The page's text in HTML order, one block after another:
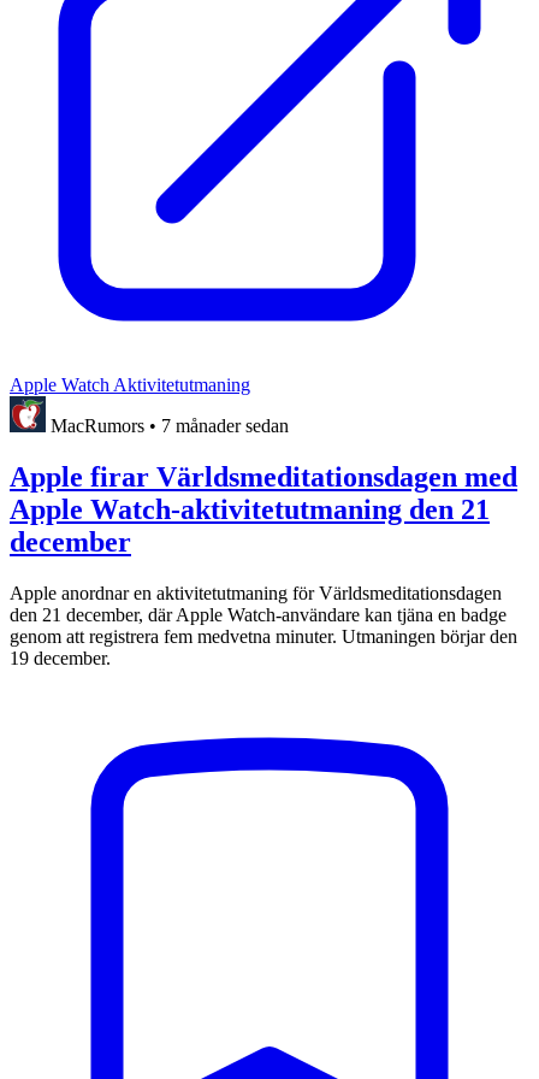
Apple Watch Aktivitetutmaning
MacRumors • 7 månader sedan
Apple firar Världsmeditationsdagen med
Apple Watch-aktivitetutmaning den 21
december
Apple anordnar en aktivitetutmaning för Världsmeditationsdagen
den 21 december, där Apple Watch-användare kan tjäna en badge
genom att registrera fem medvetna minuter. Utmaningen börjar den
19 december.